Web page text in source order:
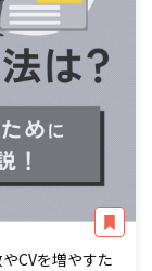
CVを増やすた